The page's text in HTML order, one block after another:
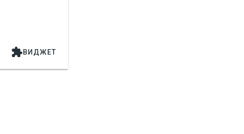
ВИДЖЕТ